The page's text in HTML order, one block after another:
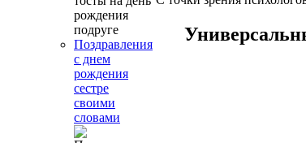
Поздравления
с днем
рождения
сестре
своими
словами